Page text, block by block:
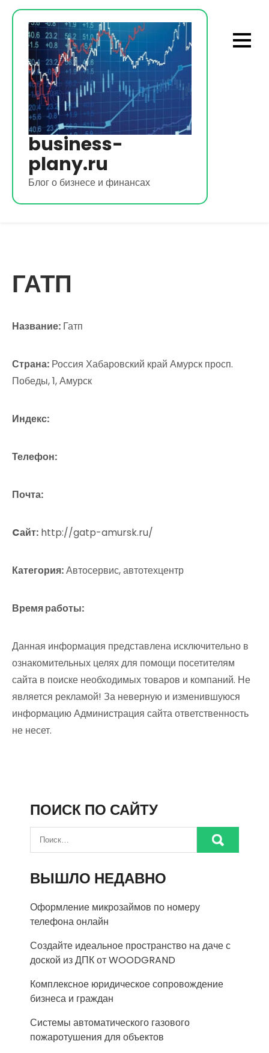
Перейти
содержимому
business-
plany.ru
Блог о бизнесе и финансах
ГАТП
Название: Гатп
Страна: Россия Хабаровский край Амурск просп.
Победы, 1, Амурск
Индекс:
Телефон:
Почта:
Cайт: http://gatp-amursk.ru/
Категория:Автосервис, автотехцентр
Время работы:
Данная информация представлена исключительно в
ознакомительных целях для помощи посетителям
сайта в поиске необходимых товаров и компаний. Не
является рекламой! За неверную и изменившуюся
информацию Администрация сайта ответственность
не несет.
ПОИСК ПО САЙТУ
ВЫШЛО НЕДАВНО
Оформление микрозаймов по номеру
телефона онлайн
Создайте идеальное пространство на даче с
доской из ДПК от WOODGRAND
Комплексное юридическое сопровождение
бизнеса и граждан
Системы автоматического газового
пожаротушения для объектов